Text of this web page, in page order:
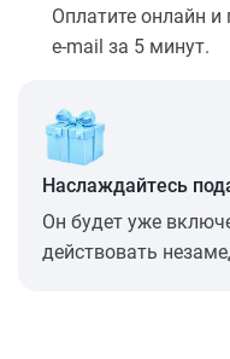
Оплатите онлайн и
e-mail за 5 минут.
Наслаждайтесь
Он будет уже
действовать